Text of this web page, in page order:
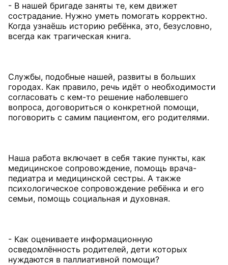
- В нашей бригаде заняты те, кем движет
сострадание. Нужно уметь помогать корректно.
Когда узнаёшь историю ребёнка, это, безусловно,
всегда как трагическая книга.
Службы, подобные нашей, развиты в больших
городах. Как правило, речь идёт о необходимости
согласовать с кем-то решение наболевшего
вопроса, договориться о конкретной помощи,
поговорить с самим пациентом, его родителями.
Наша работа включает в себя такие пункты, как
медицинское сопровождение, помощь врача-
педиатра и медицинской сестры. А также
психологическое сопровождение ребёнка и его
семьи, помощь социальная и духовная.
- Как оцениваете информационную
осведомлённость родителей, дети которых
нуждаются в паллиативной помощи?